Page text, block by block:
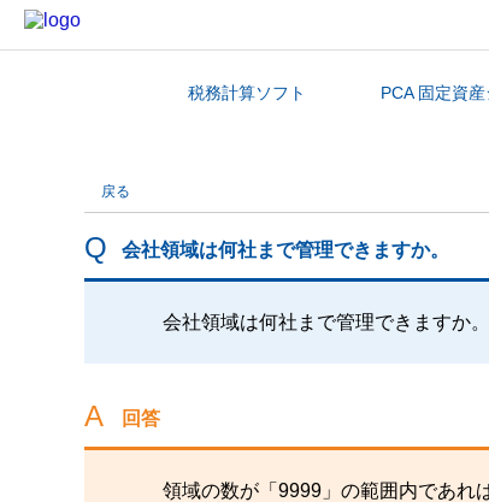
カテゴリから探す税務計算ソフト PCA 固定資
戻る
会社領域は何社まで管理できますか。
会社領域は何社まで管理できますか。
回答
領域の数が「9999」の範囲内であれ